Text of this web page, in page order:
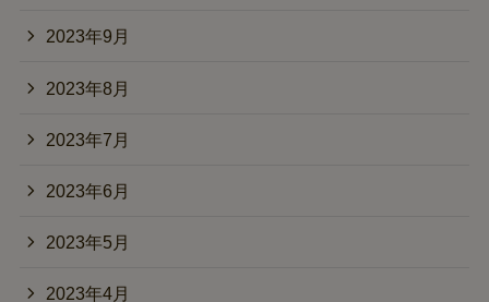
2023年9月
2023年8月
2023年7月
2023年6月
2023年5月
2023年4月